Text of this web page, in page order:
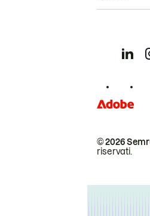
© 2026
riservati.